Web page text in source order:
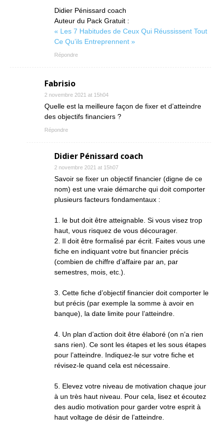
Didier Pénissard coach
Auteur du Pack Gratuit :
« Les 7 Habitudes de Ceux Qui Réussissent Tout
Ce Qu’ils Entreprennent »
Répondre
Fabrisio
2 novembre 2021 at 15h04
Quelle est la meilleure façon de fixer et d’atteindre
des objectifs financiers ?
Répondre
Didier Pénissard coach
2 novembre 2021 at 15h07
Savoir se fixer un objectif financier (digne de ce
nom) est une vraie démarche qui doit comporter
plusieurs facteurs fondamentaux :
1. le but doit être atteignable. Si vous visez trop
haut, vous risquez de vous décourager.
2. Il doit être formalisé par écrit. Faites vous une
fiche en indiquant votre but financier précis
(combien de chiffre d’affaire par an, par
semestres, mois, etc.).
3. Cette fiche d’objectif financier doit comporter le
but précis (par exemple la somme à avoir en
banque), la date limite pour l’atteindre.
4. Un plan d’action doit être élaboré (on n’a rien
sans rien). Ce sont les étapes et les sous étapes
pour l’atteindre. Indiquez-le sur votre fiche et
révisez-le quand cela est nécessaire.
5. Elevez votre niveau de motivation chaque jour
à un très haut niveau. Pour cela, lisez et écoutez
des audio motivation pour garder votre esprit à
haut voltage de désir de l’atteindre.